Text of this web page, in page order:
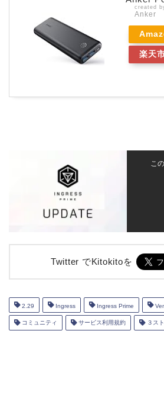
created
Anker
楽天
こ
Twitter でKitokitoを
2.29 Ingress Ingress Prime Ver
コミュニティ サービス利用規約 ３ス